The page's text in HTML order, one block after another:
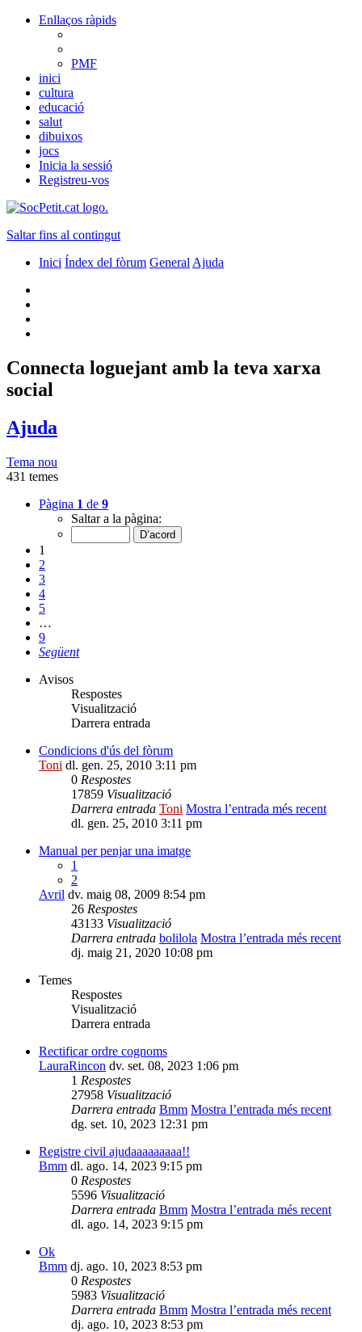
Enllaços ràpids
PMF
inici
cultura
educació
salut
dibuixos
jocs
Inicia la sessió
Registreu-vos
Saltar fins al contingut
Inici Índex del fòrum General Ajuda
Connecta loguejant amb la teva xarxa
social
Ajuda
Tema nou
431 temes
Pàgina 1 de 9
Saltar a la pàgina:
1
2
3
4
5
…
9
Següent
Avisos
Respostes
Visualització
Darrera entrada
Condicions d'ús del fòrum
Toni dl. gen. 25, 2010 3:11 pm
0 Respostes
17859 Visualització
Darrera entrada Toni Mostra l’entrada més recent
dl. gen. 25, 2010 3:11 pm
Manual per penjar una imatge
1
2
Avril dv. maig 08, 2009 8:54 pm
26 Respostes
43133 Visualització
Darrera entrada bolilola Mostra l’entrada més recent
dj. maig 21, 2020 10:08 pm
Temes
Respostes
Visualització
Darrera entrada
Rectificar ordre cognoms
LauraRincon dv. set. 08, 2023 1:06 pm
1 Respostes
27958 Visualització
Darrera entrada Bmm Mostra l’entrada més recent
dg. set. 10, 2023 12:31 pm
Registre civil ajudaaaaaaaaa!!
Bmm dl. ago. 14, 2023 9:15 pm
0 Respostes
5596 Visualització
Darrera entrada Bmm Mostra l’entrada més recent
dl. ago. 14, 2023 9:15 pm
Ok
Bmm dj. ago. 10, 2023 8:53 pm
0 Respostes
5983 Visualització
Darrera entrada Bmm Mostra l’entrada més recent
dj. ago. 10, 2023 8:53 pm